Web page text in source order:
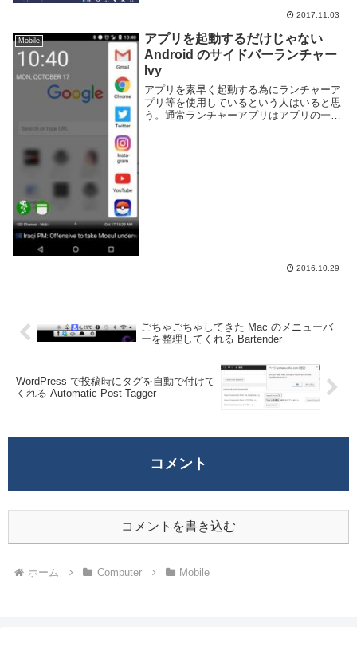
2017.11.03
Mobile
アプリを起動するだけじゃない
Android のサイドバーランチャー
Ivy
アプリを素早く起動する為にランチャーア
プリ等を使用しているという人はいると思
う。通常ランチャーアプリはアプリの一覧
2016.10.29
ごちゃごちゃしてきた Mac のメニューバ
ーを整理してくれる Bartender
WordPress で投稿時にタグを自動で付けて
くれる Automatic Post Tagger
コメント
コメントを書き込む
ホーム Computer Mobile